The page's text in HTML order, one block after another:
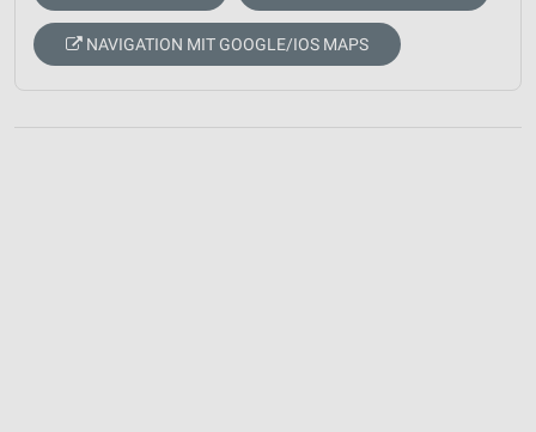
NAVIGATION MIT GOOGLE/IOS MAPS